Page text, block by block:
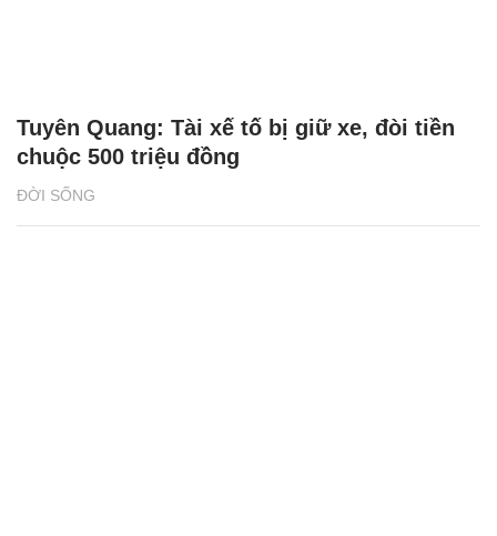
ĐỜI SỐNG
Tuyên Quang: Tài xế tố bị giữ xe, đòi tiền
chuộc 500 triệu đồng